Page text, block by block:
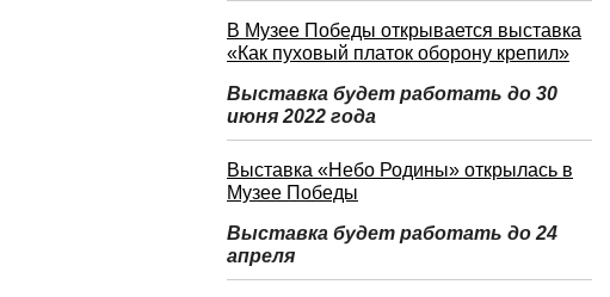
В Музее Победы открывается выставка
«Как пуховый платок оборону крепил»
Выставка будет работать до 30
июня 2022 года
Выставка «Небо Родины» открылась в
Музее Победы
Выставка будет работать до 24
апреля